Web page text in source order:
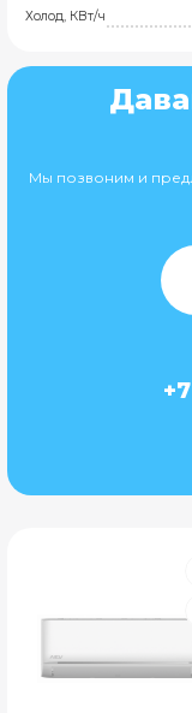
Холод, КВт/ч
Мы позвоним и